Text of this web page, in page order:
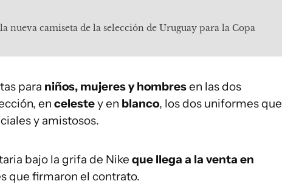
nueva camiseta de la selección de Uruguay para la Copa
para niños, mujeres y hombresen las dos
en celestey en blanco, los dos uniformes que
y amistosos.
bajo la grifa de Nike que llega a la venta en
que firmaron el contrato.